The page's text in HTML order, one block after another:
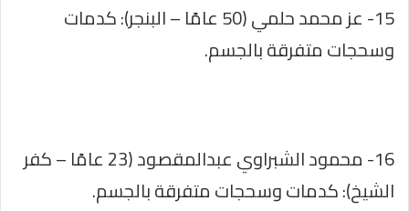
15- عز محمد حلمي (50 عامًا – البنجر): كدمات
وسحجات متفرقة بالجسم.
16- محمود الشبراوي عبدالمقصود (23 عامًا – كفر
الشيخ): كدمات وسحجات متفرقة بالجسم.